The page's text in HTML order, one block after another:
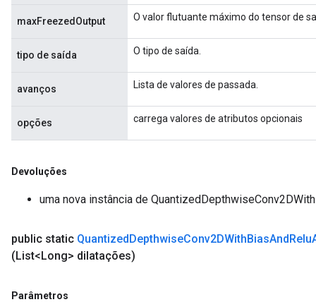
maxFreezedOutput O valor flutuante máximo do tensor de
tipo de saída O tipo de saída.
avanços Lista de valores de passada.
opções carrega valores de atributos opcionais
Devoluções
uma nova instância de
public static QuantizedDepthwiseConv2DWithBiasAndRelu
(List<Long> dilatações)
Parâmetros